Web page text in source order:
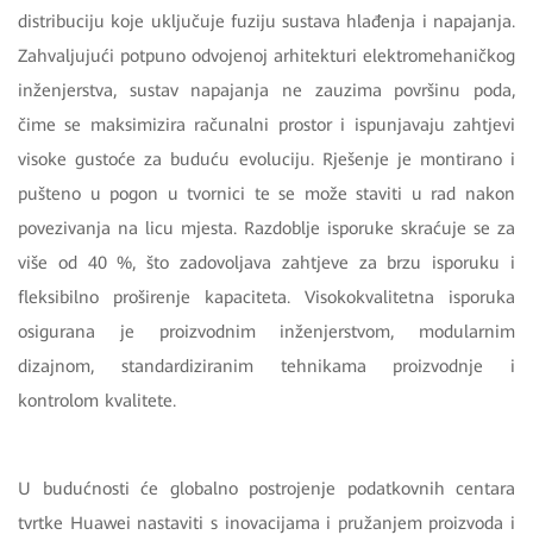
distribuciju koje uključuje fuziju sustava hlađenja i napajanja.
Zahvaljujući potpuno odvojenoj arhitekturi elektromehaničkog
inženjerstva, sustav napajanja ne zauzima površinu poda,
čime se maksimizira računalni prostor i ispunjavaju zahtjevi
visoke gustoće za buduću evoluciju. Rješenje je montirano i
pušteno u pogon u tvornici te se može staviti u rad nakon
povezivanja na licu mjesta. Razdoblje isporuke skraćuje se za
više od 40 %, što zadovoljava zahtjeve za brzu isporuku i
fleksibilno proširenje kapaciteta. Visokokvalitetna isporuka
osigurana je proizvodnim inženjerstvom, modularnim
dizajnom, standardiziranim tehnikama proizvodnje i
kontrolom kvalitete.
U budućnosti će globalno postrojenje podatkovnih centara
tvrtke Huawei nastaviti s inovacijama i pružanjem proizvoda i